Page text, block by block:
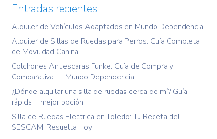
Entradas recientes
Alquiler de Vehículos Adaptados en Mundo Dependencia
Alquiler de Sillas de Ruedas para Perros: Guía Completa
de Movilidad Canina
Colchones Antiescaras Funke: Guía de Compra y
Comparativa — Mundo Dependencia
¿Dónde alquilar una silla de ruedas cerca de mí? Guía
rápida + mejor opción
Silla de Ruedas Electrica en Toledo: Tu Receta del
SESCAM, Resuelta Hoy